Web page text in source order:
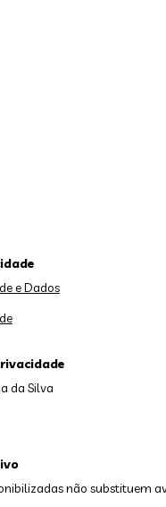
não substituem
e Dados
da Silva